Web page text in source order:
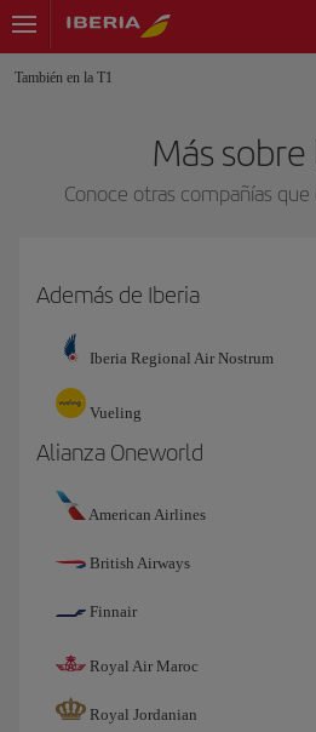
También en la T1
Más
Conoce otras compañías
Además de Iberia
Iberia Regional Air Nostrum
Vueling
Alianza Oneworld
American Airlines
British Airways
Finnair
Royal Air Maroc
Royal Jordanian